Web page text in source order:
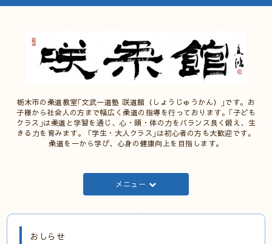
栃木市の柔道教室｢文武一道塾 咲道館（しょうじゅうかん）｣です。お
子様から社会人の方まで幅広く柔道の指導を行っております。｢子ども
クラス｣は柔道と学習を通じ、心・頭・体の力をバランス良く鍛え、生
きる力を育みます。 ｢学生・大人クラス｣は初心者の方も大歓迎です。
柔道を一から学び、心身の健康向上を目指します。
メニュー
おしらせ